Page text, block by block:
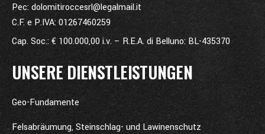
Pec: dolomitiroccesrl@legalmail.it
C.F. e P.IVA: 01267460259
Cap. Soc.: € 100.000,00 i.v. – R.E.A. di Belluno: BL-435370
UNSERE DIENSTLEISTUNGEN
Geo-Fundamente
Felsabräumung, Steinschlag- und Lawinenschutz